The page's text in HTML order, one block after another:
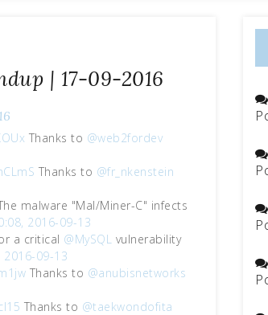
| 17-09-2016
Thanks to @web2fordev
Thanks to @fr_nkenstein
malware "Mal/Miner-C" infects
2016-09-13
a critical @MySQL vulnerability
2016-09-13
Thanks to @anubisnetworks
Thanks to @taekwondofita